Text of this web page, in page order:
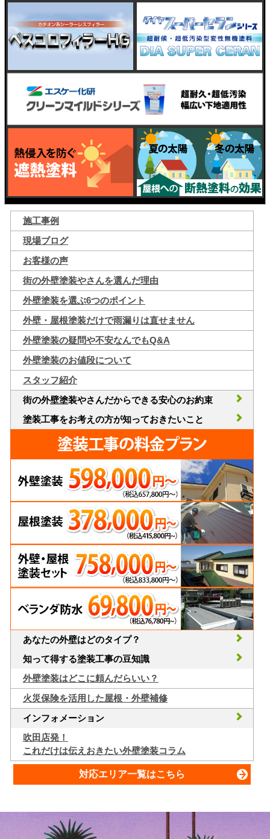
施工事例
現場ブログ
お客様の声
街の外壁塗装やさんを選んだ理由
外壁塗装を選ぶ6つのポイント
外壁・屋根塗装だけで雨漏りは直せません
外壁塗装の疑問や不安なんでもQ&A
外壁塗装のお値段について
スタッフ紹介
街の外壁塗装やさんだからできる安心のお約束
塗装工事をお考えの方が知っておきたいこと
あなたの外壁はどのタイプ？
知って得する塗装工事の豆知識
外壁塗装はどこに頼んだらいい？
火災保険を活用した屋根・外壁補修
インフォメーション
吹田店発！
これだけは伝えおきたい外壁塗装コラム
対応エリア一覧はこちら